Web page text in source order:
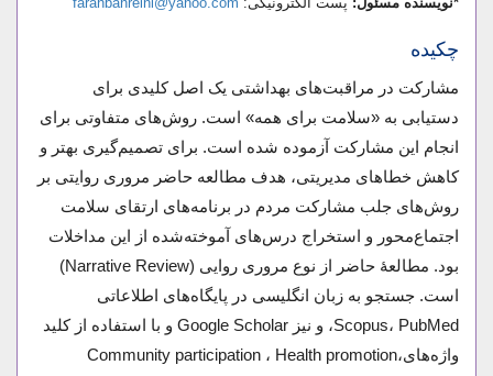
چکیده
مشارکت در مراقبت‌های بهداشتی یک اصل کلیدی برای
دستیابی به «سلامت برای همه» است. روش‌های متفاوتی برای
انجام این مشارکت آزموده شده است. برای تصمیم‌گیری بهتر و
کاهش خطاهای مدیریتی، هدف مطالعه حاضر مروری روایتی بر
روش‌های جلب مشارکت مردم در برنامه‌های ارتقای سلامت
اجتماع‌محور و استخراج درس‌های آموخته‌شده از این مداخلات
بود. مطالعۀ حاضر از نوع مروری روایی (Narrative Review)
است. جستجو به زبان انگلیسی در پایگاه‌های اطلاعاتی
Scopus، PubMed، و نیز Google Scholar و با استفاده از کلید
واژه‌هایCommunity participation ، Health promotion،